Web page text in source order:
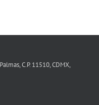
C.P. 11510, CDMX,